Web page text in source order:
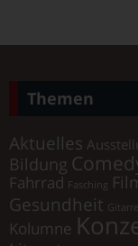
Themen
Aktuelles
Bildung
Fahrrad Fasching
Gesundheit
Kolumne